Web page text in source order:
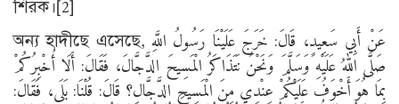
শিরক।[2]
অন্য হাদীছে এসেছে, عَنْ أَبِي سَعِيدٍ، قَالَ: خَرَجَ عَلَيْنَا رَسُولُ اللَّهِ
صَلَّى اللهُ عَلَيْهِ وَسَلَّمَ وَنَحْنُ نَتَذَاكَرُ الْمَسِيحَ الدَّجَّالَ، فَقَالَ: أَلَا أُخْبِرُكُمْ
بِمَا هُوَ أَخْوَفُ عَلَيْكُمْ عِنْدِي مِنَ الْمَسِيحِ الدَّجَّالِ؟ قَالَ: قُلْنَا: بَلَى، فَقَالَ: